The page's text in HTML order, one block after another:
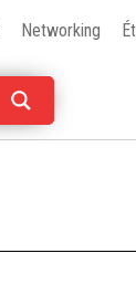
Networking